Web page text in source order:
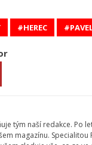
HEREC
tým naší redakce. Po
magazínu. Specialitou